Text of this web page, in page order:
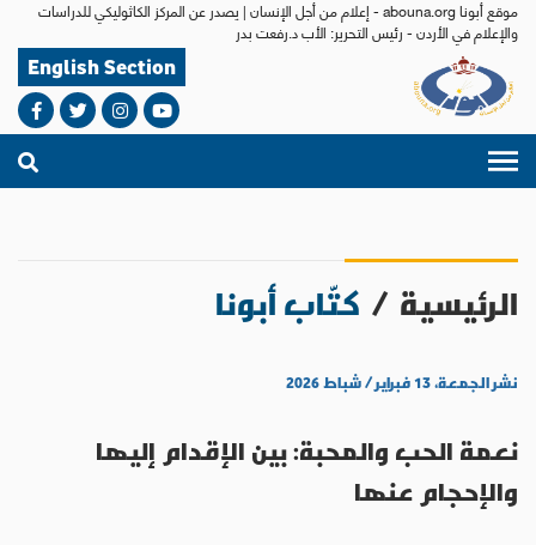
موقع أبونا abouna.org - إعلام من أجل الإنسان | يصدر عن المركز الكاثوليكي للدراسات
والإعلام في الأردن - رئيس التحرير: الأب د.رفعت بدر
English Section
الرئيسية / كتّاب أبونا
نشر الجمعة، ١٣ فبراير / شباط ٢٠٢٦
نعمة الحب والمحبة: بين الإقدام إليها
والإحجام عنها